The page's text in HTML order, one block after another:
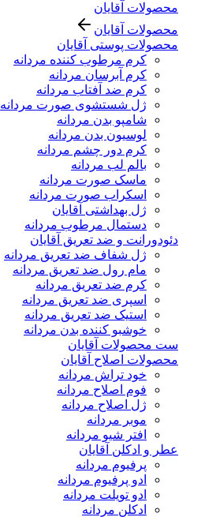
محصولات آقایان
محصولات آقایان
محصولات پوستی آقایان
کرم مرطوب کننده مردانه
کرم آبرسان مردانه
کرم ضد آفتاب مردانه
ژل شستشوی صورت مردانه
شامپو بدن مردانه
لوسیون بدن مردانه
کرم دور چشم مردانه
بالم لب مردانه
ماسک صورت مردانه
اسکراب صورت مردانه
ژل بهداشتی آقایان
دستمال مرطوب مردانه
دئودورانت و ضد تعریق آقایان
ژل شفاف ضد تعریق مردانه
مام رول ضد تعریق مردانه
کرم ضد تعریق مردانه
اسپری ضد تعریق مردانه
استیک ضد تعریق مردانه
خوشبو کننده بدن مردانه
ست محصولات آقایان
محصولات اصلاح آقایان
خود تراش مردانه
فوم اصلاح مردانه
ژل اصلاح مردانه
موبر مردانه
افتر شیو مردانه
عطر و ادکلن آقایان
پرفیوم مردانه
ادو پرفیوم مردانه
ادو تویلت مردانه
ادکلن مردانه